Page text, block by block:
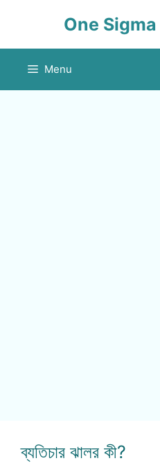
One
Menu
ব্যতিচার ঝালর কী?